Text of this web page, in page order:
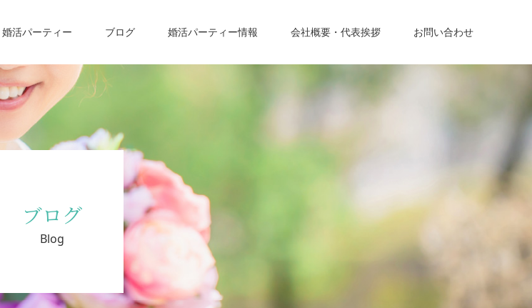
婚活パーティー ブログ 婚活パーティー情報 会社概要・代表挨拶 お問い合わせ
ブログ
Blog